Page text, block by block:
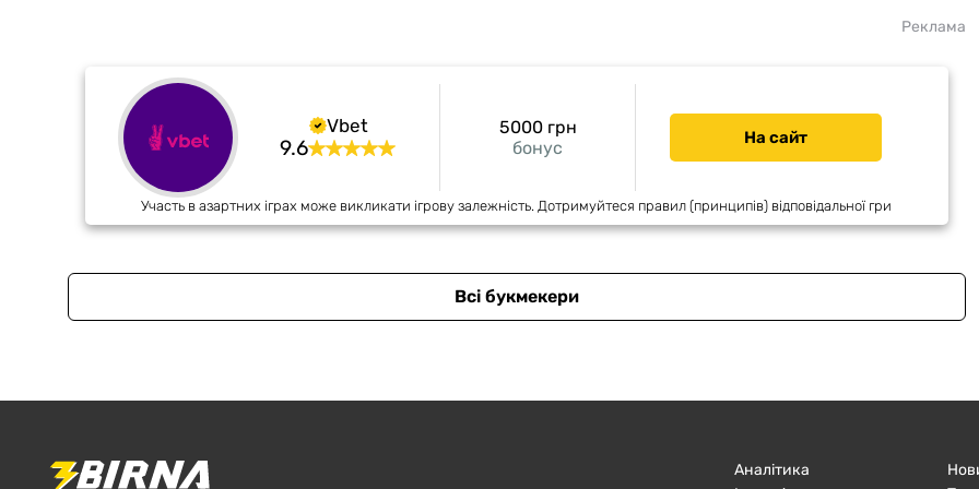
Реклама
Vbet
9.6 бонус
5000 грн На сайт
Участь в азартних іграх може викликати ігрову залежність. Дотримуйтеся правил (принципів) відповідальної гри
Всі букмекери
Аналітика